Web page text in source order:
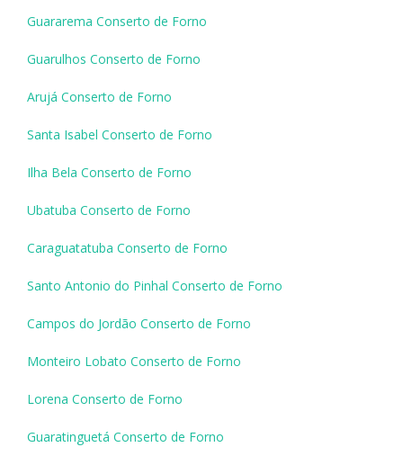
Guararema Conserto de Forno
Guarulhos Conserto de Forno
Arujá Conserto de Forno
Santa Isabel Conserto de Forno
Ilha Bela Conserto de Forno
Ubatuba Conserto de Forno
Caraguatatuba Conserto de Forno
Santo Antonio do Pinhal Conserto de Forno
Campos do Jordão Conserto de Forno
Monteiro Lobato Conserto de Forno
Lorena Conserto de Forno
Guaratinguetá Conserto de Forno